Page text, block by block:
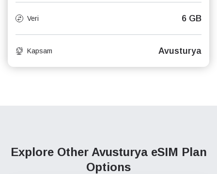
Veri 6 GB
Kapsam Avusturya
Explore Other Avusturya eSIM Plan
Options